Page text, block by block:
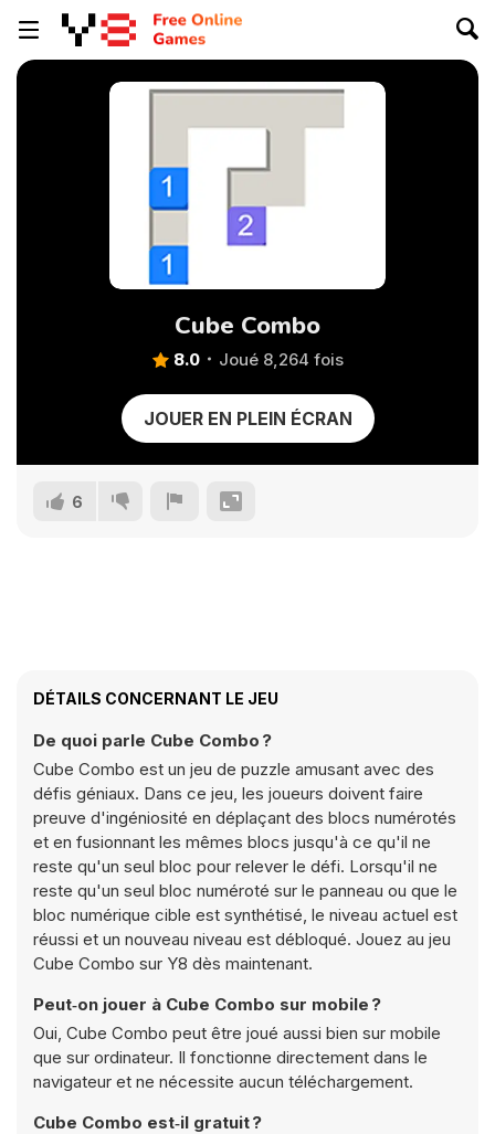
Cube Combo
8.0 Joué 8,264 fois
JOUER EN PLEIN ÉCRAN
6
DÉTAILS CONCERNANT LE JEU
De quoi parle Cube Combo ?
Cube Combo est un jeu de puzzle amusant avec des
défis géniaux. Dans ce jeu, les joueurs doivent faire
preuve d'ingéniosité en déplaçant des blocs numérotés
et en fusionnant les mêmes blocs jusqu'à ce qu'il ne
reste qu'un seul bloc pour relever le défi. Lorsqu'il ne
reste qu'un seul bloc numéroté sur le panneau ou que le
bloc numérique cible est synthétisé, le niveau actuel est
réussi et un nouveau niveau est débloqué. Jouez au jeu
Cube Combo sur Y8 dès maintenant.
Peut‑on jouer à Cube Combo sur mobile ?
Oui, Cube Combo peut être joué aussi bien sur mobile
que sur ordinateur. Il fonctionne directement dans le
navigateur et ne nécessite aucun téléchargement.
Cube Combo est‑il gratuit ?